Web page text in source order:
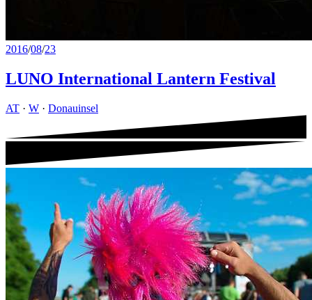
2016/08/23
LUNO International Lantern Festival
AT · W · Donauinsel